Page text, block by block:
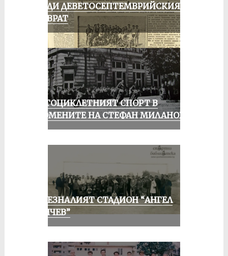
ПРЕДИ ДЕВЕТОСЕПТЕМВРИЙСКИЯ
ПРЕВРАТ
МОТОЦИКЛЕТНИЯТ СПОРТ В
СПОМЕНИТЕ НА СТЕФАН МИЛАНОВ
ИЗЧЕЗНАЛИЯТ СТАДИОН “АНГЕЛ
КЪНЧЕВ”